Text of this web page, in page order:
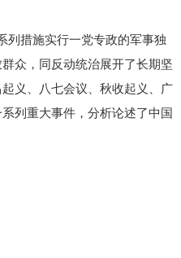
措施实行一党专政的军事独
众，同反动统治展开了长期坚
义、八七会议、秋收起义、广
列重大事件，分析论述了中国